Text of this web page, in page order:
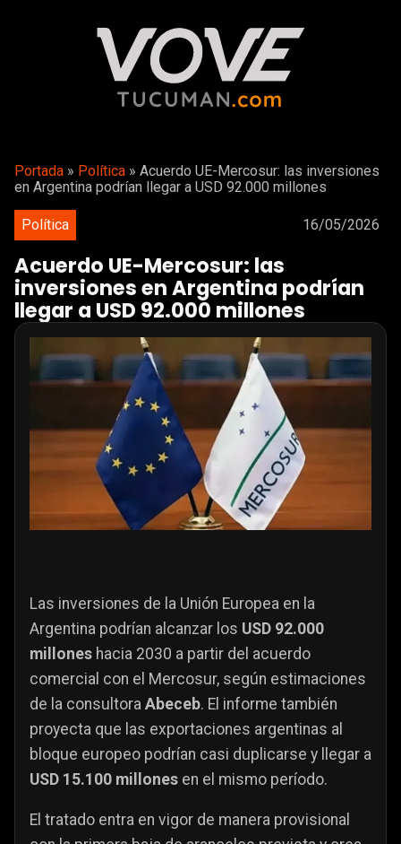
Portada » Política » Acuerdo UE-Mercosur: las inversiones
en Argentina podrían llegar a USD 92.000 millones
Política 16/05/2026
Acuerdo UE-Mercosur: las
inversiones en Argentina podrían
llegar a USD 92.000 millones
Las inversiones de la Unión Europea en la
Argentina podrían alcanzar los USD 92.000
millones hacia 2030 a partir del acuerdo
comercial con el Mercosur, según estimaciones
de la consultora Abeceb. El informe también
proyecta que las exportaciones argentinas al
bloque europeo podrían casi duplicarse y llegar a
USD 15.100 millones en el mismo período.
El tratado entra en vigor de manera provisional